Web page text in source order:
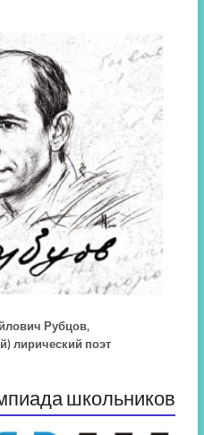
Рубцов,
лирический поэт
школьников